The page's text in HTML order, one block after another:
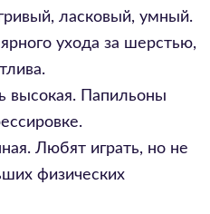
ласковый, умный.
ухода за шерстью,
высокая. Папильоны
Любят играть, но не
физических